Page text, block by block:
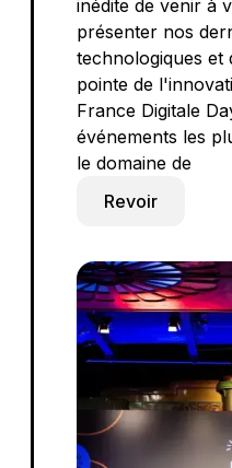
inédite de venir à
présenter nos
technologiques et
pointe de
France Digitale
événements les
le domaine de
Revoir